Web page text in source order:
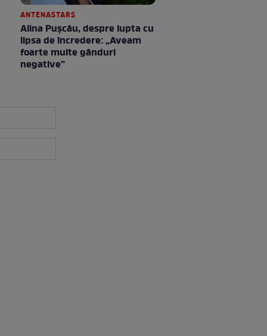
ANTENASTARS
Alina Pușcău, despre lupta cu
lipsa de încredere: „Aveam
foarte multe gânduri
negative”